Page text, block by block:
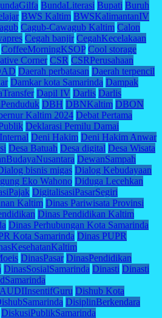
BundaLiterasi Bupati Buruh
BWS Kaltim BWSKalimantanIV
Cagub-Cawagub Kaltim Calon
Cegah banjir CegahKecelakaan
CoffeeMorningKSOP Cool storage
Corner CSR CSRPerusahaan
Daerah perbatasan Daerah terpencil
Damkar kota Samarinda Dampak
Dapil IV Darlis Darlis
DBH DBNKaltim DBON
Kaltim 2024 Debat Pertama
Deklarasi Pemilu Damai
Deni Hakim Deni Hakim Anwar
Desa Batuah Desa digital Desa Wisata
DewanSampah
bisnis migas Dialog Kebudayaan
Eko Wahono Diduga Lecehkan
DigitalisasiPasarSegiri
Kaltim Dinas Pariwisata Provinsi
Dinas Pendidikan Kaltim
Dinas Perhubungan Kota Samarinda
Kota Samarinda Dinas PUPR
DinasPasar DinasPendidikan
DinasSosialSamarinda Dinasti Dinasti
Dishub Kota
DisiplinBerkendara
DiskusiPublikSamarinda